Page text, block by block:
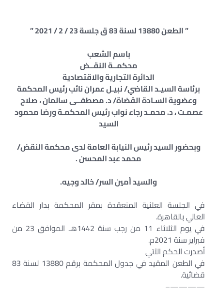
” الطعن 13880 لسنة 83 ق جلسة 23 / 2 / 2021 ”
باسم الشعب
محكمــة النقــض
الدائرة التجارية والاقتصادية
برئاسة السيـد القاضي/ نبيـل عمران نائب رئيس المحكمة
وعضوية السـادة القضاة/ د. مصطفــى سالمان ، صلاح
عصمـت ، د. محمـد رجاء نواب رئيس المحكمـة ورضا محمود
السيد
وبحضور السيد رئيس النيابة العامة لدى محكمة النقض/
محمد عبد المحسن .
والسيد أمين السر/ خالد وجيه.
في الجلسة العلنية المنعقدة بمقر المحكمة بدار القضاء
العالي بالقاهرة.
في يوم الثلاثاء 11 من رجب سنة 1442هـ الموافق 23 من
فبراير سنة 2021م.
أصدرت الحكم الآتي
في الطعن المقيد في جدول المحكمة برقم 13880 لسنة 83
قضائية.
————–